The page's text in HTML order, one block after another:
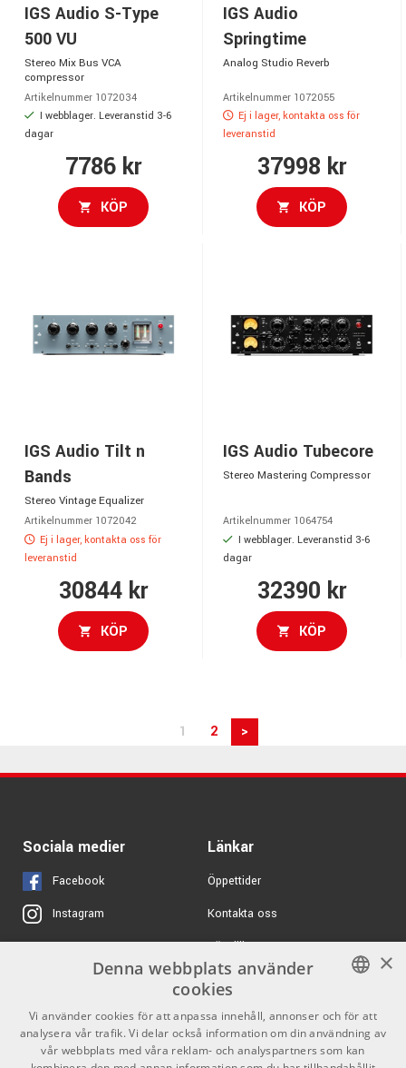
IGS Audio S-Type
500 VU
Stereo Mix Bus VCA
compressor
Artikelnummer 1072034
I webblager. Leveranstid 3-6
dagar
7786 kr
KÖP
IGS Audio
Springtime
Analog Studio Reverb
Artikelnummer 1072055
Ej i lager, kontakta oss för
leveranstid
37998 kr
KÖP
IGS Audio Tilt n
Bands
Stereo Vintage Equalizer
Artikelnummer 1072042
Ej i lager, kontakta oss för
leveranstid
30844 kr
KÖP
IGS Audio Tube­core
Stereo Mastering Compressor
Artikelnummer 1064754
I webblager. Leveranstid 3-6
dagar
32390 kr
KÖP
1 2 >
Sociala medier
Facebook
Instagram
X
Youtube
TikTok
Länkar
Öppettider
Kontakta oss
Köpvillkor
Butiken
Varumärken
GDPR & Cookies
SWEDISH
ENGLISH
×
Denna webbplats använder
cookies
Vi använder cookies för att anpassa innehåll, annonser och för att
analysera vår trafik. Vi delar också information om din användning av
vår webbplats med våra reklam- och analyspartners som kan